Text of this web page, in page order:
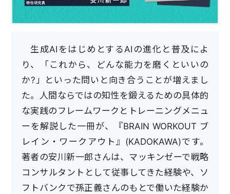
生成AIをはじめとするAIの進化と普及によ
り、「これから、どんな能力を磨くといいの
か?」といった問いと向き合うことが増えまし
た。人間ならではの知性を鍛えるための具体的
な実践のフレームワークとトレーニングメニュ
ーを解説した一冊が、『BRAIN WORKOUT ブ
レイン・ワークアウト』(KADOKAWA)です。
著者の安川新一郎さんは、マッキンゼーで戦略
コンサルタントとして従事してきた経験や、ソ
フトバンクで孫正義さんのもとで働いた経験か